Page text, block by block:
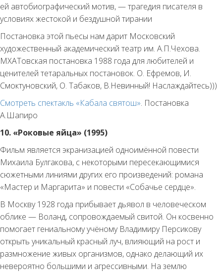
ей автобиографический мотив, — трагедия писателя в
условиях жестокой и бездушной тирании
Постановка этой пьесы нам дарит Московский
художественный академический театр им. А.П.Чехова.
МХАТовская постановка 1988 года для любителей и
ценителей тетаральных постановок. О. Ефремов, И.
Смоктуновский, О. Табаков, В.Невинный! Наслаждайтесь)))
Смотреть спектакль «Кабала святош». Постановка
А.Шапиро
10. «Роковые яйца» (1995)
Фильм является экранизацией одноимённой повести
Михаила Булгакова, с некоторыми пересекающимися
сюжетными линиями других его произведений: романа
«Мастер и Маргарита» и повести «Собачье сердце».
В Москву 1928 года прибывает дьявол в человеческом
облике — Воланд, сопровождаемый свитой. Он косвенно
помогает гениальному учёному Владимиру Персикову
открыть уникальный красный луч, влияющий на рост и
размножение живых организмов, однако делающий их
невероятно большими и агрессивными. На землю